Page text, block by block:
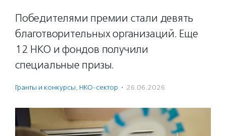
Победителями премии стали девять
благотворительных организаций. Еще
12 НКО и фондов получили
специальные призы.
Гранты и конкурсы, НКО-сектор · 26.06.2026